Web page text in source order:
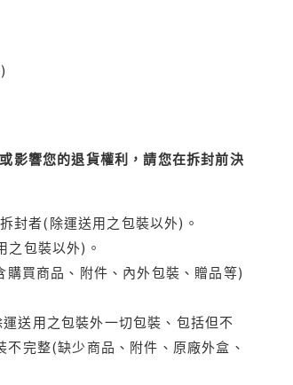
影響您的退貨權利，請您在拆封前決
封者(除運送用之包裝以外)。
包裝以外)。
買商品、附件、內外包裝、贈品等)
送用之包裝外一切包裝、包括但不
完整(缺少商品、附件、原廠外盒、